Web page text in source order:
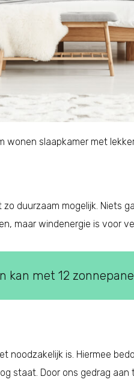
wonen slaapkamer met
duurzaam mogelijk. Niets
maar windenergie is voor
kan met 12
noodzakelijk is. Hiermee
staat. Door ons gedrag aan